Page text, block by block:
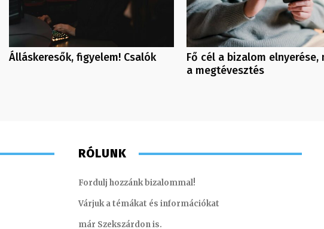
Álláskeresők, figyelem! Csalók
Fő cél a bizalom elnyerése,
a megtévesztés
RÓLUNK
Fordulj hozzánk bizalommal!
Várjuk a témákat és információkat
már Szekszárdon is.